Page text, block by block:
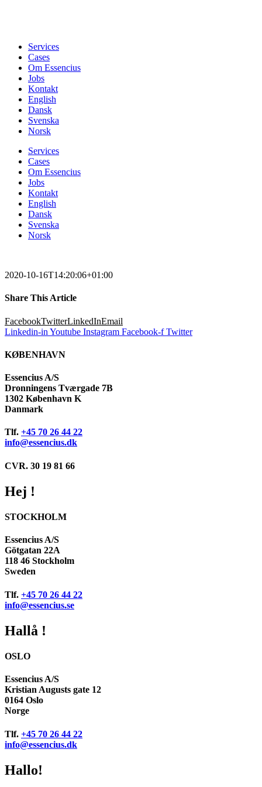
Services
Cases
Om Essencius
Jobs
Kontakt
English
Dansk
Svenska
Norsk
Services
Cases
Om Essencius
Jobs
Kontakt
English
Dansk
Svenska
Norsk
2020-10-16T14:20:06+01:00
Share This Article
FacebookTwitterLinkedInEmail
Linkedin-in Youtube Instagram Facebook-f Twitter
KØBENHAVN
Essencius A/S
Dronningens Tværgade 7B
1302 København K
Danmark
Tlf. +45 70 26 44 22
info@essencius.dk
CVR. 30 19 81 66
Hej !
STOCKHOLM
Essencius A/S
Götgatan 22A
118 46 Stockholm
Sweden
Tlf. +45 70 26 44 22
info@essencius.se
Hallå !
OSLO
Essencius A/S
Kristian Augusts gate 12
0164 Oslo
Norge
Tlf. +45 70 26 44 22
info@essencius.dk
Hallo!